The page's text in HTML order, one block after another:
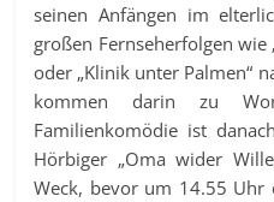
seinen Anfängen im
großen Fernseherfolgen wie
oder „Klinik unter Palmen“
kommen darin zu
Familienkomödie ist
Hörbiger „Oma wider
Weck, bevor um 14.55 Uhr